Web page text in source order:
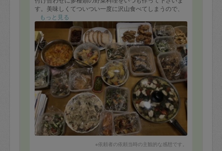
す。美味しくてついつい一度に沢山食べてしまうので、
もう少し味わって長持ちさせようと思います。どうもあ
りがとうございました！
もっと見る
※依頼者の依頼当時の主観的な感想です。